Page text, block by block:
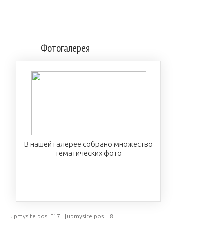
Фотогалерея
В нашей галерее собрано множество
тематических фото
[upmysite pos="17"][upmysite pos="8"]